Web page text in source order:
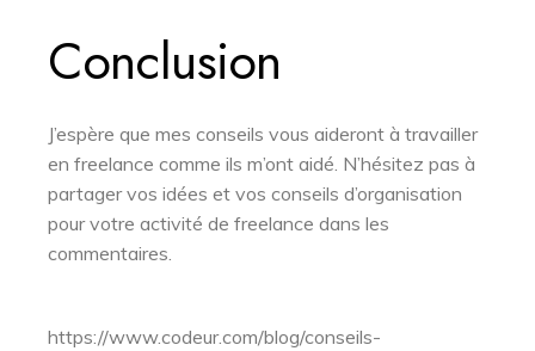
Conclusion
J’espère que mes conseils vous aideront à travailler
en freelance comme ils m’ont aidé. N’hésitez pas à
partager vos idées et vos conseils d’organisation
pour votre activité de freelance dans les
commentaires.
https://www.codeur.com/blog/conseils-